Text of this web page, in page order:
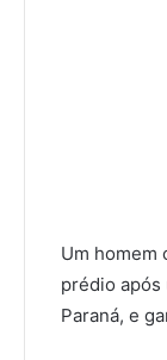
Um homem
prédio após
Paraná, e